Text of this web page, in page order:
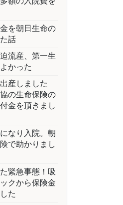
を朝日生命の
話
流産、第一生
かった
産しました
の生命保険の
金を頂きまし
なり入院。朝
で助かりまし
緊急事態！吸
クから保険金
た